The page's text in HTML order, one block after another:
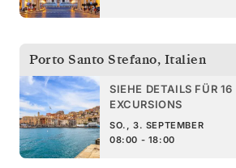
Porto Santo Stefano, Italien
SIEHE DETAILS FÜR 16
EXCURSIONS
SO., 3. SEPTEMBER
08:00 - 18:00